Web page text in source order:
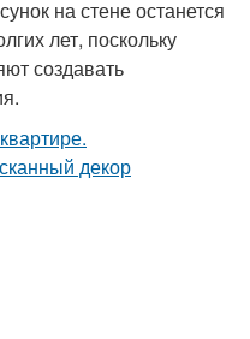
на стене останется
лет, поскольку
создавать